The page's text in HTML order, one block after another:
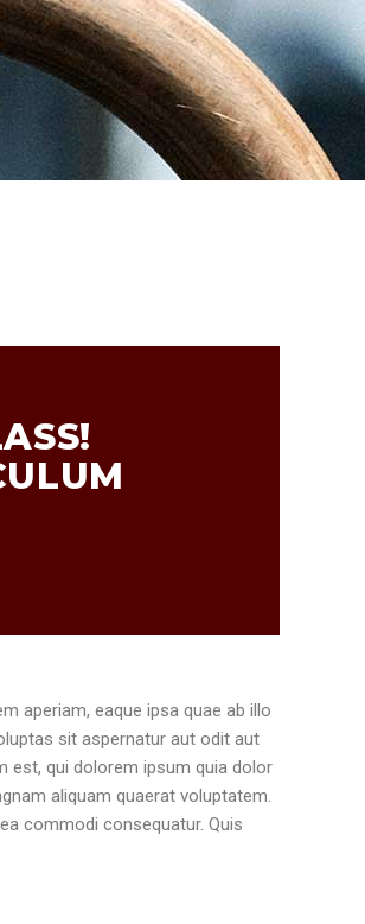
aperiam, eaque ipsa quae ab illo
sit aspernatur aut odit aut
est, qui dolorem ipsum quia dolor
aliquam quaerat voluptatem.
commodi consequatur. Quis